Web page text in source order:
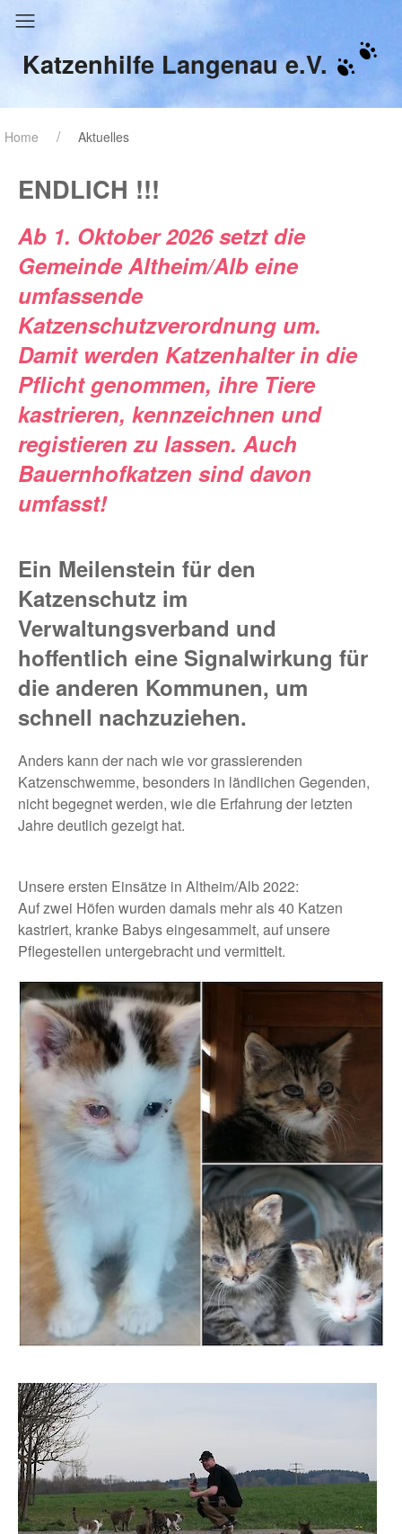
Katzenhilfe Langenau e.V.
Home Aktuelles
ENDLICH !!!
Ab 1. Oktober 2026 setzt die
Gemeinde Altheim/Alb eine
umfassende
Katzenschutzverordnung um.
Damit werden Katzenhalter in die
Pflicht genommen, ihre Tiere
kastrieren, kennzeichnen und
registieren zu lassen. Auch
Bauernhofkatzen sind davon
umfasst!
Ein Meilenstein für den
Katzenschutz im
Verwaltungsverband und
hoffentlich eine Signalwirkung für
die anderen Kommunen, um
schnell nachzuziehen.
Anders kann der nach wie vor grassierenden
Katzenschwemme, besonders in ländlichen Gegenden,
nicht begegnet werden, wie die Erfahrung der letzten
Jahre deutlich gezeigt hat.
Unsere ersten Einsätze in Altheim/Alb 2022:
Auf zwei Höfen wurden damals mehr als 40 Katzen
kastriert, kranke Babys eingesammelt, auf unsere
Pflegestellen untergebracht und vermittelt.